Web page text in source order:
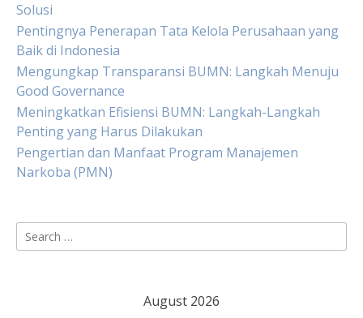
Solusi
Pentingnya Penerapan Tata Kelola Perusahaan yang
Baik di Indonesia
Mengungkap Transparansi BUMN: Langkah Menuju
Good Governance
Meningkatkan Efisiensi BUMN: Langkah-Langkah
Penting yang Harus Dilakukan
Pengertian dan Manfaat Program Manajemen
Narkoba (PMN)
Search
for:
August 2026